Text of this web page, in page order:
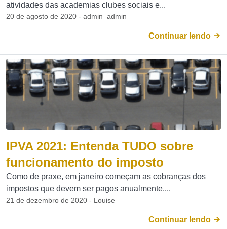
atividades das academias clubes sociais e...
20 de agosto de 2020 - admin_admin
Continuar lendo
IPVA 2021: Entenda TUDO sobre
funcionamento do imposto
Como de praxe, em janeiro começam as cobranças dos
impostos que devem ser pagos anualmente....
21 de dezembro de 2020 - Louise
Continuar lendo